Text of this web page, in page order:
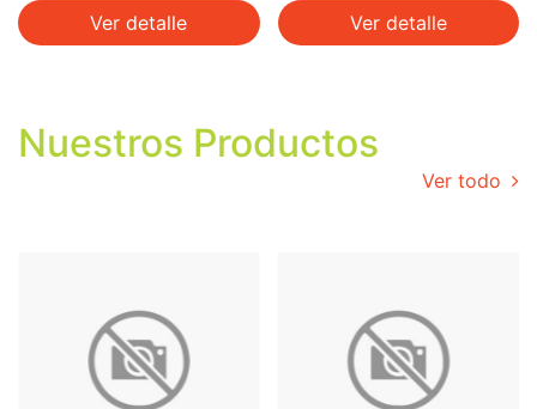
Ver detalle Ver detalle
Nuestros Productos
Ver todo